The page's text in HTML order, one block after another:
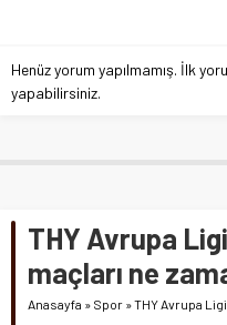
Henüz yorum yapılmamış. İlk
yapabilirsiniz.
THY Avrupa
maçları ne
Anasayfa » Spor »THY Avrupa